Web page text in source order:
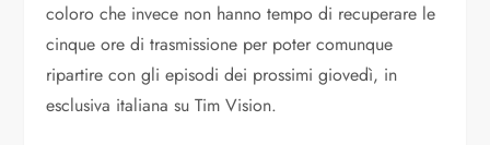
coloro che invece non hanno tempo di recuperare le
cinque ore di trasmissione per poter comunque
ripartire con gli episodi dei prossimi giovedì, in
esclusiva italiana su Tim Vision.